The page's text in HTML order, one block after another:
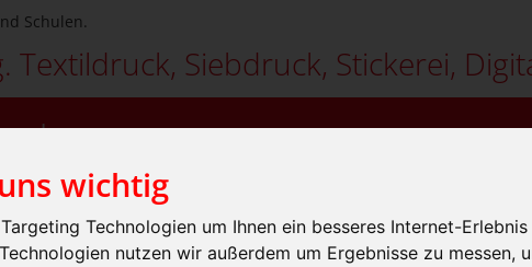
wichtig
Technologien um Ihnen ein besseres Internet-
nutzen wir außerdem um Ergebnisse zu
Schulen.
Textildruck, Siebdruck, Stickerei,